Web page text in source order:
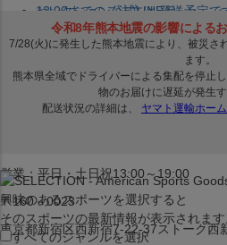
セレクション公式LINE@
営業：平日・土日祝13:00～19:00
〒160－0023
東京都新宿区西新宿7-22-37ストーク西
12:00までのご注文は発送予定で
在庫品は 1-3営業日内で発送!! ※お
興味のあるスポーツを選択すると
そのスポーツの最新情報が表示されます
すべてのジャンルを選択